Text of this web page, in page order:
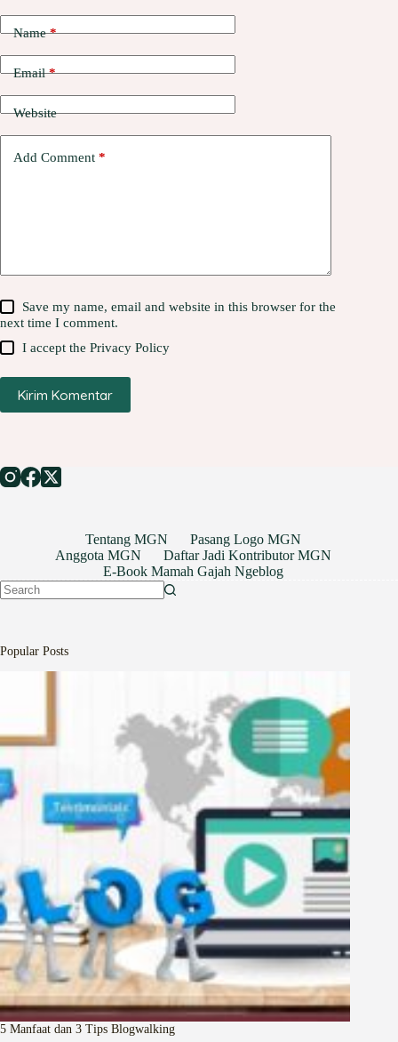
Name*
Email*
Website
Add Comment *
Save my name, email and website in this browser for the
next time I comment.
I accept thePrivacy Policy
Kirim Komentar
Tentang MGN
Pasang Logo MGN
Anggota MGN
Daftar Jadi Kontributor MGN
E-Book Mamah Gajah Ngeblog
Popular Posts
5 Manfaat dan 3 Tips Blogwalking